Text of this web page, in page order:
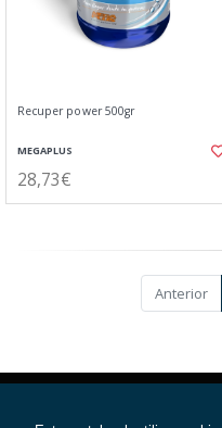
Recuper power 500gr
MEGAPLUS
28,73€
Anterior